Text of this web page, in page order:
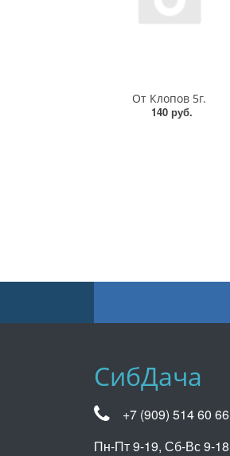
От Клопов 5г.
140 руб.
СибДача
+7 (909) 514 60 66
Пн-Пт 9-19, Сб-Вс 9-18